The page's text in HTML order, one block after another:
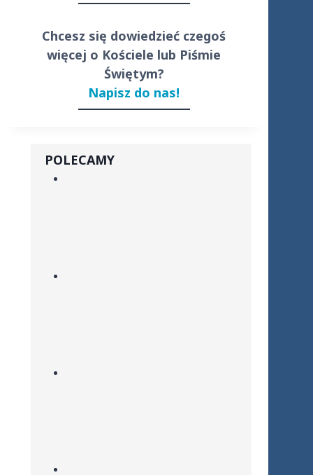
Chcesz się dowiedzieć czegoś
więcej o Kościele lub Piśmie
Świętym?
Napisz do nas!
POLECAMY